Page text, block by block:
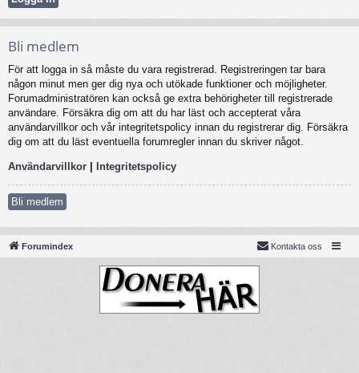
Bli medlem
För att logga in så måste du vara registrerad. Registreringen tar bara
någon minut men ger dig nya och utökade funktioner och möjligheter.
Forumadministratören kan också ge extra behörigheter till registrerade
användare. Försäkra dig om att du har läst och accepterat våra
användarvillkor och vår integritetspolicy innan du registrerar dig. Försäkra
dig om att du läst eventuella forumregler innan du skriver något.
Användarvillkor | Integritetspolicy
Bli medlem
Forumindex Kontakta oss